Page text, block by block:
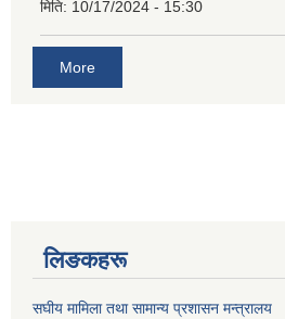
मिति: 10/17/2024 - 15:30
More
लिङकहरू
स‌घीय मामिला तथा सामान्य प्रशासन मन्त्रालय